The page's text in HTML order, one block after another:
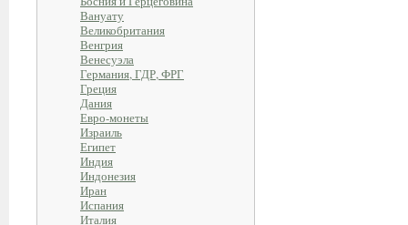
Вануату
Великобритания
Венгрия
Венесуэла
Германия, ГДР, ФРГ
Греция
Дания
Евро-монеты
Израиль
Египет
Индия
Индонезия
Иран
Испания
Италия